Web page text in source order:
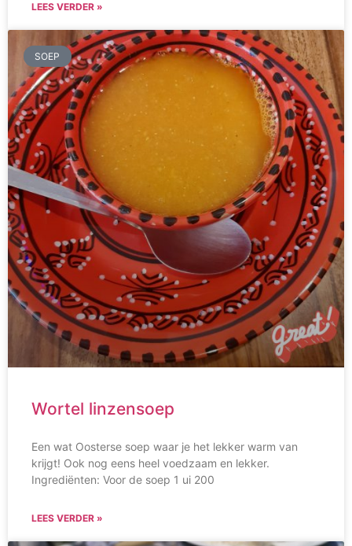
LEES VERDER »
SOEP
Wortel linzensoep
Een wat Oosterse soep waar je het lekker warm van
krijgt! Ook nog eens heel voedzaam en lekker.
Ingrediënten: Voor de soep 1 ui 200
LEES VERDER »